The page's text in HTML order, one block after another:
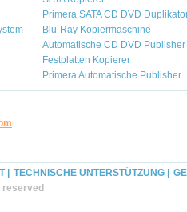
Primera SATA CD DVD
Blu-Ray Kopiermaschine
Automatische CD DVD Publisher
Festplatten Kopierer
Primera Automatische Publisher
| TECHNISCHE UNTERSTÜTZUNG |
reserved